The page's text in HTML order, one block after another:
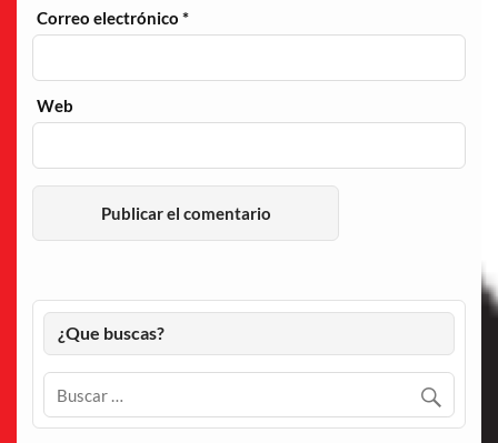
Correo electrónico*
Web
¿Que buscas?